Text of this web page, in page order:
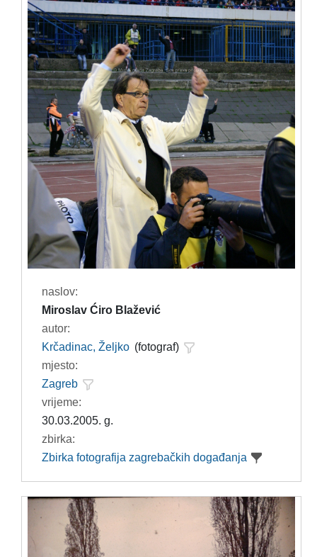
naslov:
Miroslav Ćiro Blažević
autor:
Krčadinac, Željko (fotograf)
mjesto:
Zagreb
vrijeme:
30.03.2005. g.
zbirka:
Zbirka fotografija zagrebačkih događanja